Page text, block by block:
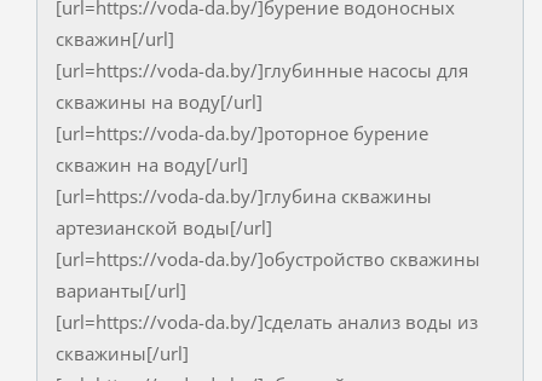
[url=https://voda-da.by/]бурение водоносных
скважин[/url]
[url=https://voda-da.by/]глубинные насосы для
скважины на воду[/url]
[url=https://voda-da.by/]роторное бурение
скважин на воду[/url]
[url=https://voda-da.by/]глубина скважины
артезианской воды[/url]
[url=https://voda-da.by/]обустройство скважины
варианты[/url]
[url=https://voda-da.by/]сделать анализ воды из
скважины[/url]